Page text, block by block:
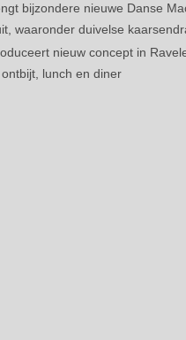
bijzondere nieuwe Danse
waaronder duivelse
nieuw concept in
lunch en diner